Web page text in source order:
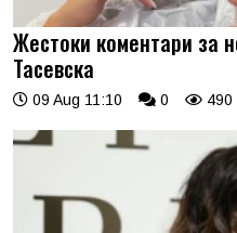
Жестоки коментари за
Тасевска
09 Aug 11:10 0 490